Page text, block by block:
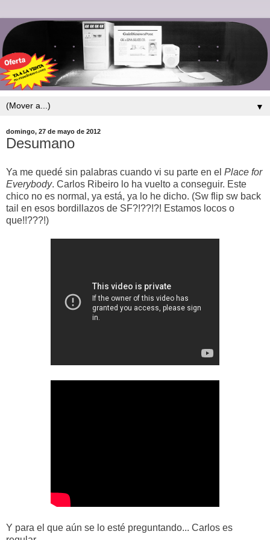
▼
domingo, 27 de mayo de 2012
Desumano
Ya me quedé sin palabras cuando vi su parte en el Place for
Everybody. Carlos Ribeiro lo ha vuelto a conseguir. Este
chico no es normal, ya está, ya lo he dicho. (Sw flip sw back
tail en esos bordillazos de SF?!??!?! Estamos locos o
que!!???!)
Y para el que aún se lo esté preguntando... Carlos es